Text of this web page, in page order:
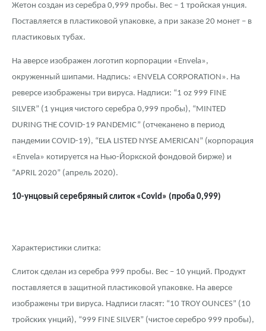
Жетон создан из серебра 0,999 пробы. Вес – 1 тройская унция.
Поставляется в пластиковой упаковке, а при заказе 20 монет – в
пластиковых тубах.
На аверсе изображен логотип корпорации «Envela»,
окруженный шипами. Надпись: «ENVELA CORPORATION». На
реверсе изображены три вируса. Надписи: “1 oz 999 FINE
SILVER” (1 унция чистого серебра 0,999 пробы), “MINTED
DURING THE COVID-19 PANDEMIC” (отчеканено в период
пандемии COVID-19), “ELA LISTED NYSE AMERICAN” (корпорация
«Envela» котируется на Нью-Йоркской фондовой бирже) и
“APRIL 2020” (апрель 2020).
10-унцовый серебряный слиток «Covid» (проба 0,999)
Характеристики слитка:
Слиток сделан из серебра 999 пробы. Вес – 10 унций. Продукт
поставляется в защитной пластиковой упаковке. На аверсе
изображены три вируса. Надписи гласят: “10 TROY OUNCES” (10
тройских унций), “999 FINE SILVER” (чистое серебро 999 пробы),